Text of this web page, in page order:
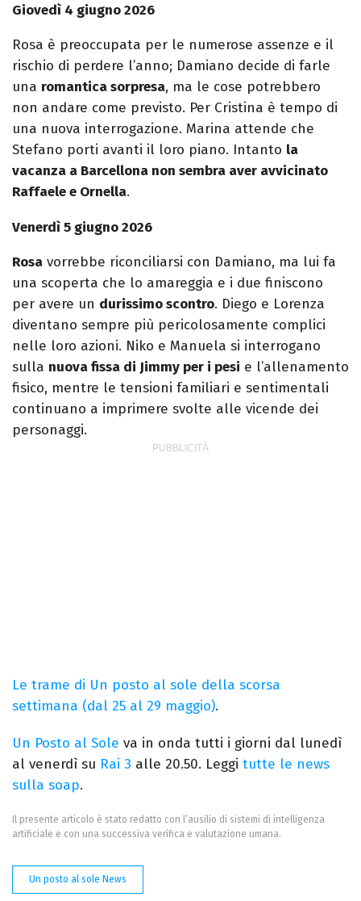
Giovedì 4 giugno 2026
Rosa è preoccupata per le numerose assenze e il
rischio di perdere l’anno; Damiano decide di farle
una romantica sorpresa, ma le cose potrebbero
non andare come previsto. Per Cristina è tempo di
una nuova interrogazione. Marina attende che
Stefano porti avanti il loro piano. Intanto la
vacanza a Barcellona non sembra aver avvicinato
Raffaele e Ornella.
Venerdì 5 giugno 2026
Rosa vorrebbe riconciliarsi con Damiano, ma lui fa
una scoperta che lo amareggia e i due finiscono
per avere un durissimo scontro. Diego e Lorenza
diventano sempre più pericolosamente complici
nelle loro azioni. Niko e Manuela si interrogano
sulla nuova fissa di Jimmy per i pesi e l’allenamento
fisico, mentre le tensioni familiari e sentimentali
continuano a imprimere svolte alle vicende dei
personaggi.
Le trame di Un posto al sole della scorsa
settimana (dal 25 al 29 maggio).
Un Posto al Sole va in onda tutti i giorni dal lunedì
al venerdì su Rai 3 alle 20.50. Leggi tutte le news
sulla soap.
Il presente articolo è stato redatto con l’ausilio di sistemi di intelligenza
artificiale e con una successiva verifica e valutazione umana.
Un posto al sole News